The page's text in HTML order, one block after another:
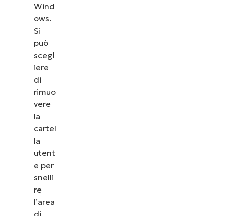
Wind
ows.
Si
può
scegl
iere
di
rimuo
vere
la
cartel
la
utent
e per
snelli
re
l’area
di